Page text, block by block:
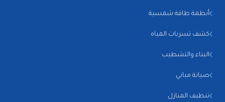
أنظمة طاقة شمسية
كشف تسربات المياه
البناء والتشطيب
صيانة مباني
تنظيف المنازل